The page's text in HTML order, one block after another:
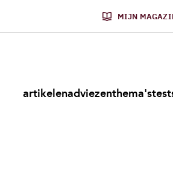
MIJN
artikelenadviezenthema's